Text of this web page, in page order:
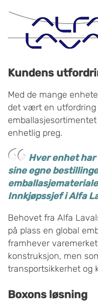
Kundens
Med de mange
det vært en utfordring
enhetlig preg.
Hver enhet
sine egne
Innkjøpssjef i Alfa
Behovet fra Alfa
på plass en global
framhever
konstruksjon, men
transportsikkerhet og
Boxons løsning